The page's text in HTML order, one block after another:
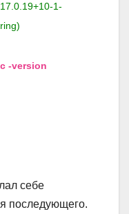
1-
-version
себе
последующего.